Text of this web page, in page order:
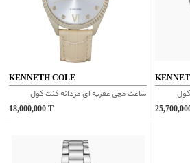
KENNETH COLE
ساعت مچی عقربه ای مردانه کنت کول
18,000,000